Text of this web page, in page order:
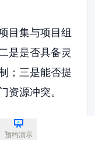
目集与项目组
是是否具备灵
；三是能否提
资源冲突。
预约演示